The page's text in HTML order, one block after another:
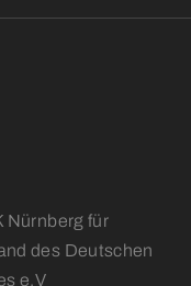
Nürnberg für
des Deutschen
e.V